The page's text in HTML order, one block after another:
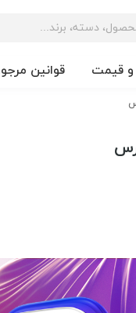
و قیمت قوانین